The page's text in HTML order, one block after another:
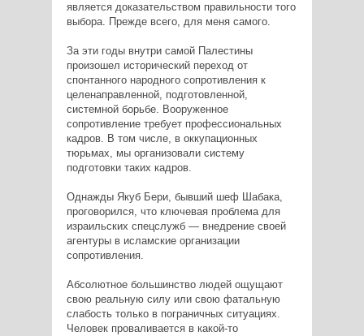
является доказательством правильности того
выбора. Прежде всего, для меня самого.
За эти годы внутри самой Палестины
произошел исторический переход от
спонтанного народного сопротивления к
целенаправленной, подготовленной,
системной борьбе. Вооруженное
сопротивление требует профессиональных
кадров. В том числе, в оккупационных
тюрьмах, мы организовали систему
подготовки таких кадров.
Однажды Якуб Бери, бывший шеф Шабака,
проговорился, что ключевая проблема для
израильских спецслужб — внедрение своей
агентуры в исламские организации
сопротивления.
Абсолютное большинство людей ощущают
свою реальную силу или свою фатальную
слабость только в пограничных ситуациях.
Человек проваливается в какой-то